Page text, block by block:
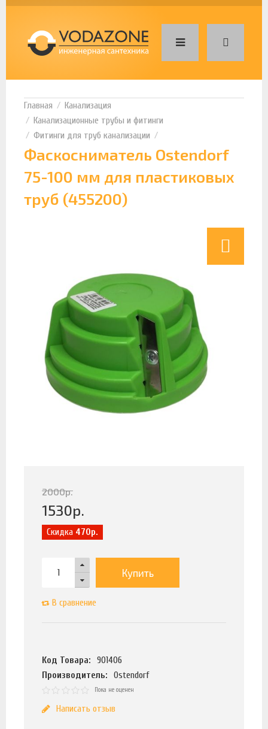
Канализация
Канализационные трубы и фитинги
Фитинги для труб канализации
Фаскосниматель Ostendorf
75-100 мм для пластиковых
труб (455200)
2000р.
1530р.
Скидка 470р.
Купить
В сравнение
Код Товара:
901406
Производитель:
Ostendorf
Пока не оценен
Написать отзыв